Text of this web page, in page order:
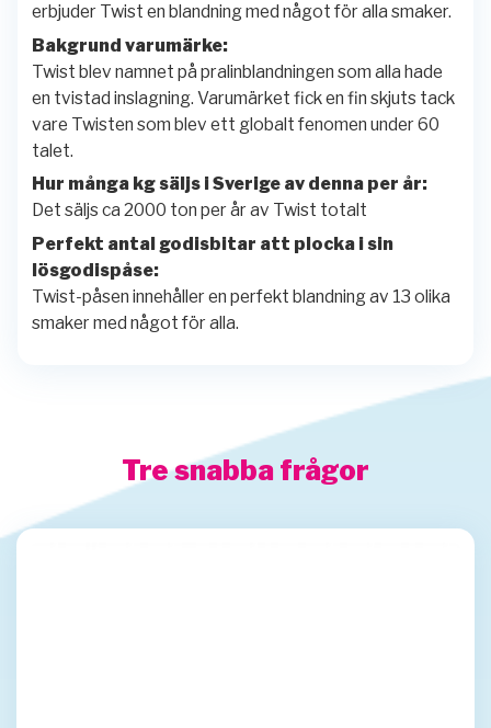
erbjuder Twist en blandning med något för alla smaker.
Bakgrund varumärke:
Twist blev namnet på pralinblandningen som alla hade
en tvistad inslagning. Varumärket fick en fin skjuts tack
vare Twisten som blev ett globalt fenomen under 60
talet.
Hur många kg säljs i Sverige av denna per år:
Det säljs ca 2000 ton per år av Twist totalt
Perfekt antal godisbitar att plocka i sin
lösgodispåse:
Twist-påsen innehåller en perfekt blandning av 13 olika
smaker med något för alla.
Tre snabba frågor